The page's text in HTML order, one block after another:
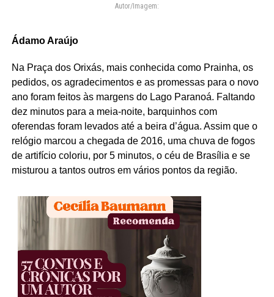
Autor/Imagem:
Ádamo Araújo
Na Praça dos Orixás, mais conhecida como Prainha, os
pedidos, os agradecimentos e as promessas para o novo
ano foram feitos às margens do Lago Paranoá. Faltando
dez minutos para a meia-noite, barquinhos com
oferendas foram levados até a beira d’água. Assim que o
relógio marcou a chegada de 2016, uma chuva de fogos
de artifício coloriu, por 5 minutos, o céu de Brasília e se
misturou a tantos outros em vários pontos da região.